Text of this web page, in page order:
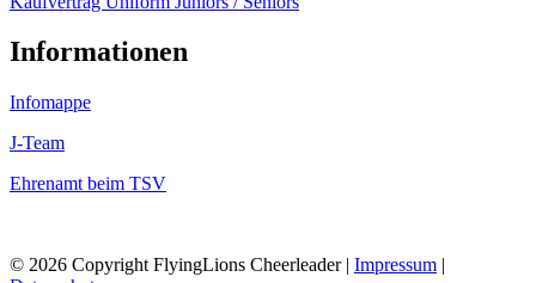
Informationen
Infomappe
J-Team
Ehrenamt beim TSV
© 2026 Copyright FlyingLions Cheerleader | Impressum |